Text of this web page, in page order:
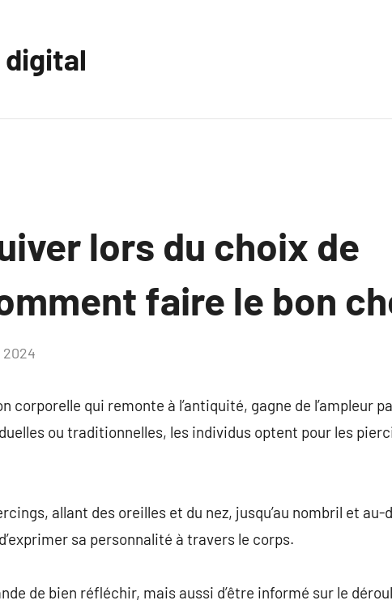
digital
lors du choix de
faire le bon
corporelle qui remonte à l’antiquité, gagne de l’ampleur
ou traditionnelles, les individus optent pour les
allant des oreilles et du nez, jusqu’au nombril et au-
sa personnalité à travers le corps.
de bien réfléchir, mais aussi d’être informé sur le